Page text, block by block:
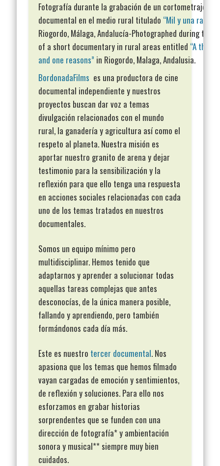
Fotografía durante la grabación de un cortometraje
documental en el medio rural titulado “Mil y una
Riogordo, Málaga, Andalucía-Photographed during the
of a short documentary in rural areas entitled “A
and one reasons” in Riogordo, Malaga, Andalusia.
BordonadaFilms es una productora de cine
documental independiente y nuestros
proyectos buscan dar voz a temas
divulgación relacionados con el mundo
rural, la ganadería y agricultura así como el
respeto al planeta. Nuestra misión es
aportar nuestro granito de arena y dejar
testimonio para la sensibilización y la
reflexión para que ello tenga una respuesta
en acciones sociales relacionadas con cada
uno de los temas tratados en nuestros
documentales.
Somos un equipo mínimo pero
multidisciplinar. Hemos tenido que
adaptarnos y aprender a solucionar todas
aquellas tareas complejas que antes
desconocías, de la única manera posible,
fallando y aprendiendo, pero también
formándonos cada día más.
Este es nuestro tercer documental. Nos
apasiona que los temas que hemos filmado
vayan cargadas de emoción y sentimientos,
de reflexión y soluciones. Para ello nos
esforzamos en grabar historias
sorprendentes que se funden con una
dirección de fotografía* y ambientación
sonora y musical** siempre muy bien
cuidados.